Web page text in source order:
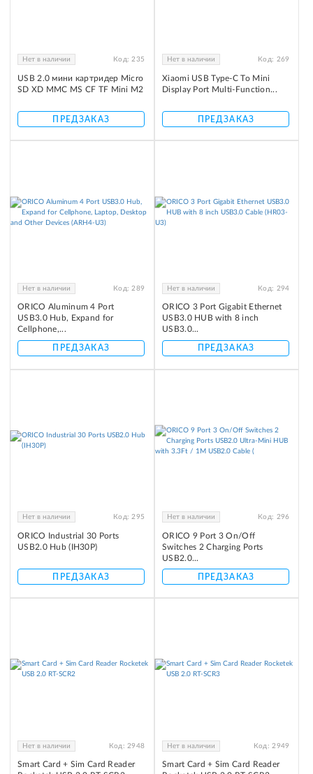
Нет в наличии Код: 235
USB 2.0 мини картридер Micro
SD XD MMC MS CF TF Mini M2
ПРЕДЗАКАЗ
Нет в наличии Код: 269
Xiaomi USB Type-C To Mini
Display Port Multi-Function...
ПРЕДЗАКАЗ
Нет в наличии Код: 289
ORICO Aluminum 4 Port
USB3.0 Hub, Expand for
Cellphone,...
ПРЕДЗАКАЗ
Нет в наличии Код: 294
ORICO 3 Port Gigabit Ethernet
USB3.0 HUB with 8 inch
USB3.0...
ПРЕДЗАКАЗ
Нет в наличии Код: 295
ORICO Industrial 30 Ports
USB2.0 Hub (IH30P)
ПРЕДЗАКАЗ
Нет в наличии Код: 296
ORICO 9 Port 3 On/Off
Switches 2 Charging Ports
USB2.0...
ПРЕДЗАКАЗ
Нет в наличии Код: 2948
Smart Card + Sim Card Reader
Нет в наличии Код: 2949
Smart Card + Sim Card Reader